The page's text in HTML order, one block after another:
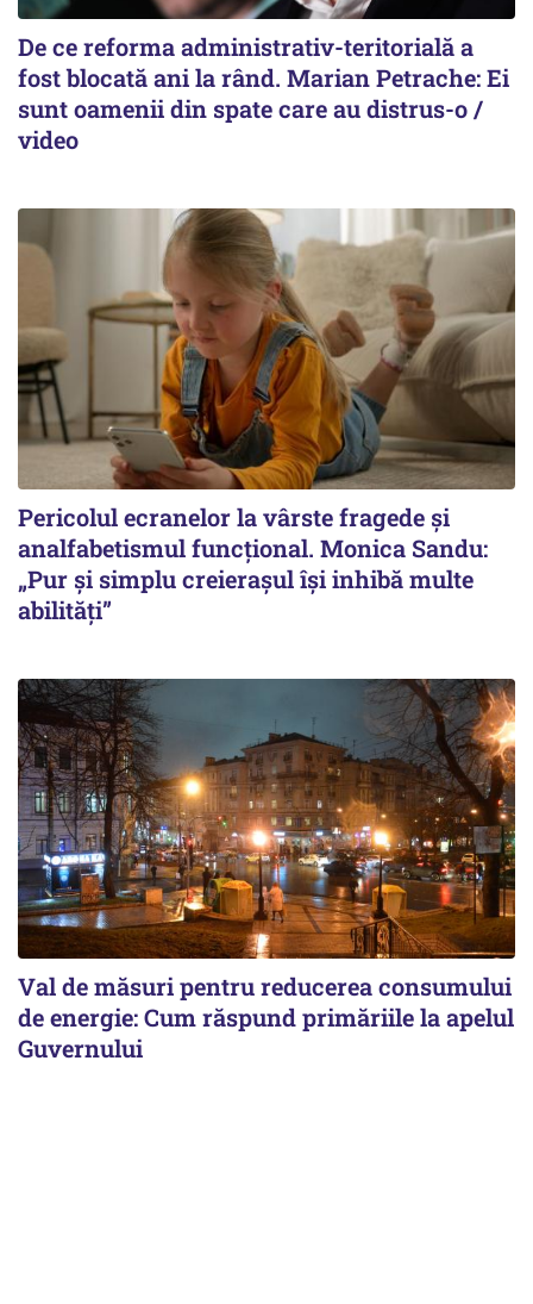
De ce reforma administrativ-teritorială a
fost blocată ani la rând. Marian Petrache: Ei
sunt oamenii din spate care au distrus-o /
video
Pericolul ecranelor la vârste fragede și
analfabetismul funcțional. Monica Sandu:
„Pur și simplu creierașul își inhibă multe
abilități”
Val de măsuri pentru reducerea consumului
de energie: Cum răspund primăriile la apelul
Guvernului